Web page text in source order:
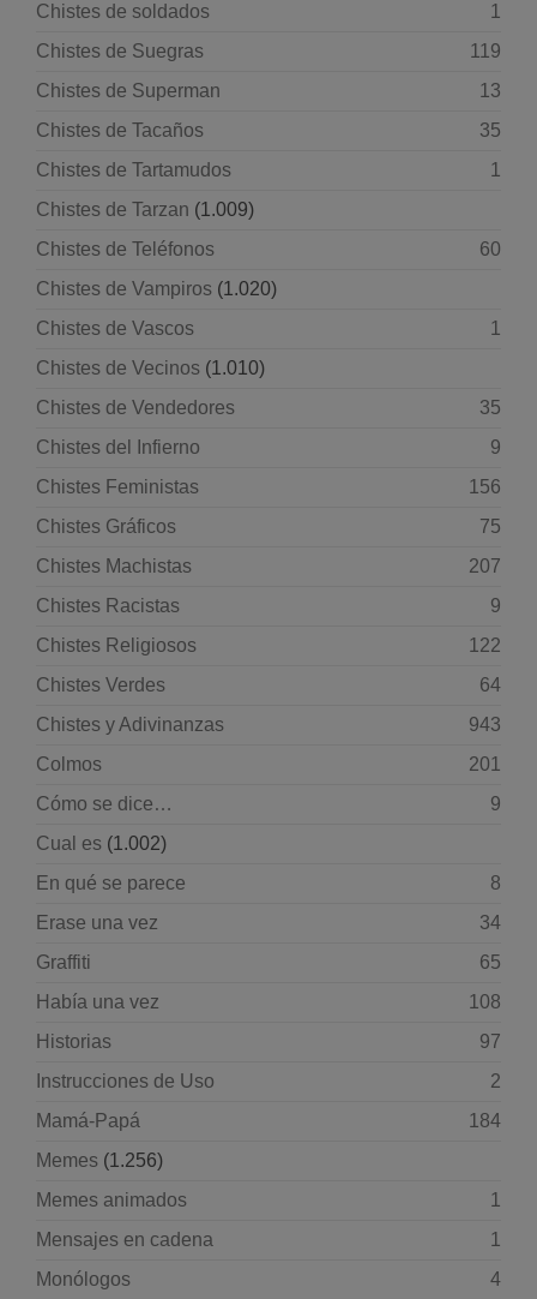
Chistes de soldados
1
Chistes de Suegras
119
Chistes de Superman
13
Chistes de Tacaños
35
Chistes de Tartamudos
1
Chistes de Tarzan (1.009)
Chistes de Teléfonos
60
Chistes de Vampiros (1.020)
Chistes de Vascos
1
Chistes de Vecinos (1.010)
Chistes de Vendedores
35
Chistes del Infierno
9
Chistes Feministas
156
Chistes Gráficos
75
Chistes Machistas
207
Chistes Racistas
9
Chistes Religiosos
122
Chistes Verdes
64
Chistes y Adivinanzas
943
Colmos
201
Cómo se dice…
9
Cual es (1.002)
En qué se parece
8
Erase una vez
34
Graffiti
65
Había una vez
108
Historias
97
Instrucciones de Uso
2
Mamá-Papá
184
Memes (1.256)
Memes animados
1
Mensajes en cadena
1
Monólogos
4